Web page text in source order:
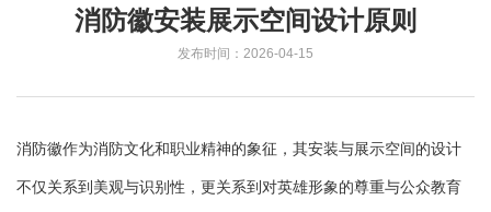
消防徽安装展示空间设计原则
发布时间：2026-04-15
消防徽作为消防文化和职业精神的象征，其安装与展示空间的设计
不仅关系到美观与识别性，更关系到对英雄形象的尊重与公众教育